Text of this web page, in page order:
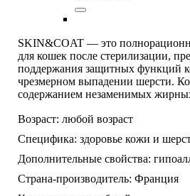
SKIN&COAT — это
для кошек после стерилизации,
поддержания защитных функций
чрезмерном выпадении шерсти.
содержанием незаменимых
Возраст: любой возраст
Специфика: здоровье кожи и
Дополнительные свойства:
Страна-производитель: Франция